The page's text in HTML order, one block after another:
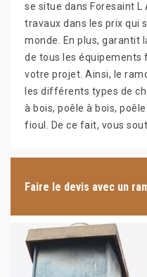
se situe dans Foresaint
travaux dans les prix qui
monde. En plus, garantit
de tous les
votre projet. Ainsi, le
les différents types de
à bois, poêle à bois,
fioul. De ce fait, vous
Faire le devis avec un